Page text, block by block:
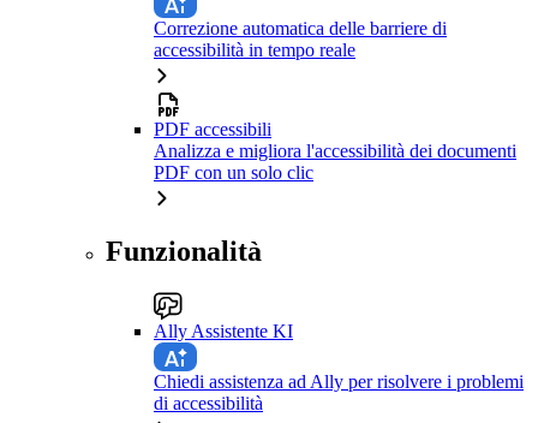
Correzione automatica delle barriere di
accessibilità in tempo reale
PDF accessibili
Analizza e migliora l'accessibilità dei documenti
PDF con un solo clic
Funzionalità
Ally Assistente KI
Chiedi assistenza ad Ally per risolvere i problemi
di accessibilità